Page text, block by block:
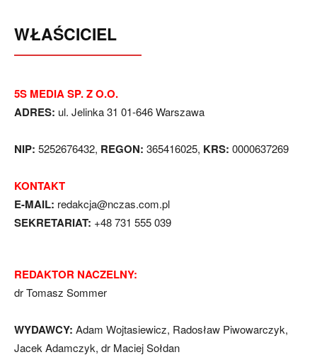
WŁAŚCICIEL
5S MEDIA SP. Z O.O.
ADRES: ul. Jelinka 31 01-646 Warszawa
NIP: 5252676432, REGON: 365416025, KRS: 0000637269
KONTAKT
E-MAIL: redakcja@nczas.com.pl
SEKRETARIAT: +48 731 555 039
REDAKTOR NACZELNY:
dr Tomasz Sommer
WYDAWCY: Adam Wojtasiewicz, Radosław Piwowarczyk,
Jacek Adamczyk, dr Maciej Sołdan